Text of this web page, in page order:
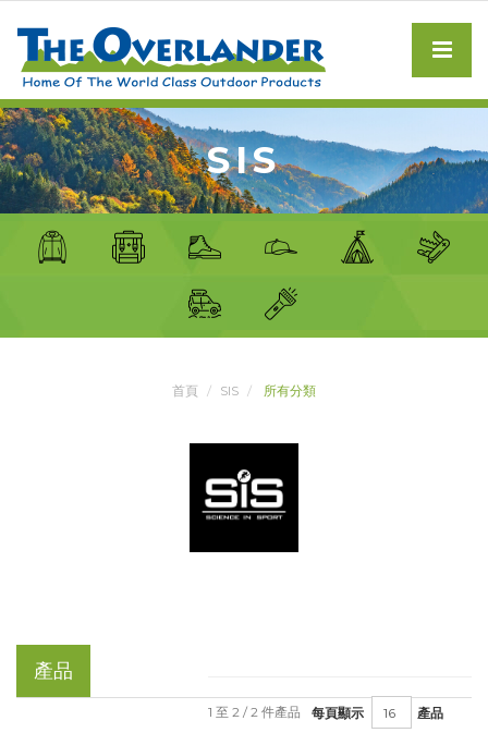
SIS
首頁 SIS 所有分類
產品
每頁顯示 產品
1 至 2 / 2 件產品